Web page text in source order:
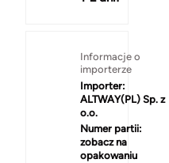
Informacje o
importerze
Importer:
ALTWAY(PL) Sp. z
o.o.
Numer partii:
zobacz na
opakowaniu